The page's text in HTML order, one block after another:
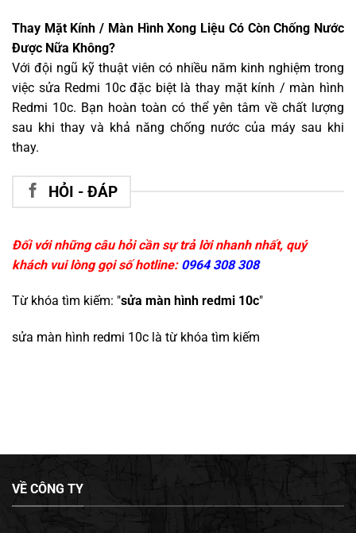
Thay Mặt Kính / Màn Hình Xong Liệu Có Còn Chống Nước
Được Nữa Không?
Với đội ngũ kỹ thuật viên có nhiều năm kinh nghiệm trong
việc sửa Redmi 10c đặc biệt là thay mặt kính / màn hình
Redmi 10c. Bạn hoàn toàn có thể yên tâm về chất lượng
sau khi thay và khả năng chống nước của máy sau khi
thay.
HỎI - ĐÁP
Đối với những câu hỏi cần sự trả lời nhanh nhất, quý
khách vui lòng gọi số hotline: 0964 308 308
Từ khóa tìm kiếm: "sửa màn hình redmi 10c"
sửa màn hình redmi 10c là từ khóa tìm kiếm
VỀ CÔNG TY